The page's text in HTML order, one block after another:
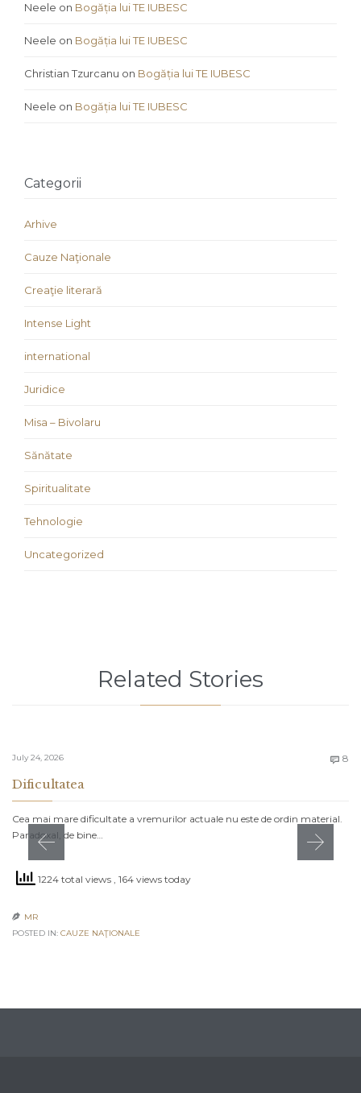
Neele on Bogăția lui TE IUBESC
Neele on Bogăția lui TE IUBESC
Christian Tzurcanu on Bogăția lui TE IUBESC
Neele on Bogăția lui TE IUBESC
Categorii
Arhive
Cauze Naţionale
Creaţie literară
Intense Light
international
Juridice
Misa – Bivolaru
Sănătate
Spiritualitate
Tehnologie
Uncategorized
Related Stories
July 24, 2026  8
Dificultatea
Cea mai mare dificultate a vremurilor actuale nu este de ordin material.
Paradoxal, de bine…
1224 total views , 164 views today
 MR
POSTED IN: CAUZE NAŢIONALE